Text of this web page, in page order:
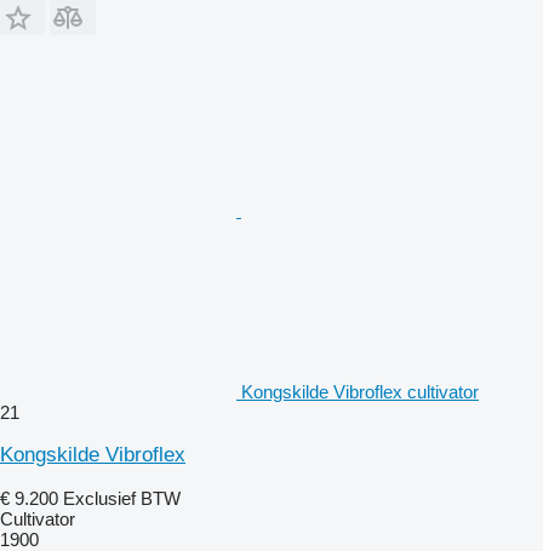
Kongskilde Vibroflex cultivator
21
Kongskilde Vibroflex
€ 9.200 Exclusief BTW
Cultivator
1900